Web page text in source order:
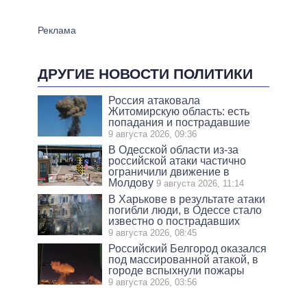
ДРУГИЕ НОВОСТИ ПОЛИТИКИ
Россия атаковала
Житомирскую область: есть
попадания и пострадавшие
9 августа 2026, 09:36
В Одесской области из-за
российской атаки частично
ограничили движение в
Молдову 9 августа 2026, 11:14
В Харькове в результате атаки
погибли люди, в Одессе стало
известно о пострадавших
9 августа 2026, 08:45
Российский Белгород оказался
под массированной атакой, в
городе вспыхнули пожары
9 августа 2026, 03:56